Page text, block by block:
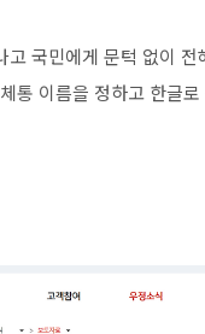
국민에게 문턱 없이 전
통 이름을 정하고 한글